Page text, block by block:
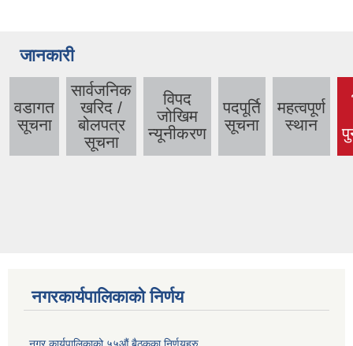
जानकारी
वडागत
सूचना
सार्वजनिक
खरिद /
बोलपत्र
सूचना
विपद
जोखिम
न्यूनीकरण
पदपूर्ति
सूचना
महत्वपूर्ण
स्थान
नगरकार्यपालिकाको निर्णय